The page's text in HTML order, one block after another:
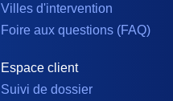
Villes d'intervention
Foire aux questions (FAQ)
Espace client
Suivi de dossier